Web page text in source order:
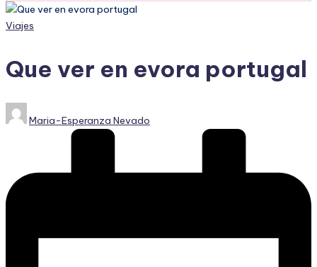
Publicado
Viajes
Que ver en evora portugal
Publicado
por
Maria-Esperanza Nevado